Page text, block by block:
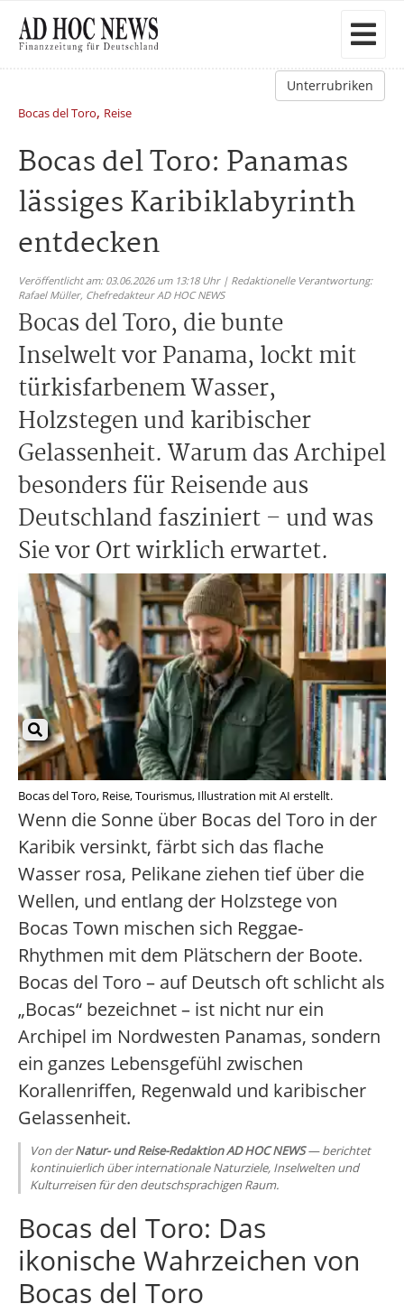
Unterrubriken
Bocas del Toro, Reise
Bocas del Toro: Panamas
lässiges Karibiklabyrinth
entdecken
Veröffentlicht am: 03.06.2026 um 13:18 Uhr | Redaktionelle Verantwortung:
Rafael Müller, Chefredakteur AD HOC NEWS
Bocas del Toro, die bunte
Inselwelt vor Panama, lockt mit
türkisfarbenem Wasser,
Holzstegen und karibischer
Gelassenheit. Warum das Archipel
besonders für Reisende aus
Deutschland fasziniert – und was
Sie vor Ort wirklich erwartet.
Bocas del Toro, Reise, Tourismus, Illustration mit AI erstellt.
Wenn die Sonne über Bocas del Toro in der
Karibik versinkt, färbt sich das flache
Wasser rosa, Pelikane ziehen tief über die
Wellen, und entlang der Holzstege von
Bocas Town mischen sich Reggae-
Rhythmen mit dem Plätschern der Boote.
Bocas del Toro – auf Deutsch oft schlicht als
„Bocas“ bezeichnet – ist nicht nur ein
Archipel im Nordwesten Panamas, sondern
ein ganzes Lebensgefühl zwischen
Korallenriffen, Regenwald und karibischer
Gelassenheit.
Von derNatur- und Reise-Redaktion AD HOC NEWS— berichtet
kontinuierlich über internationale Naturziele, Inselwelten und
Kulturreisen für den deutschsprachigen Raum.
Bocas del Toro: Das
ikonische Wahrzeichen von
Bocas del Toro